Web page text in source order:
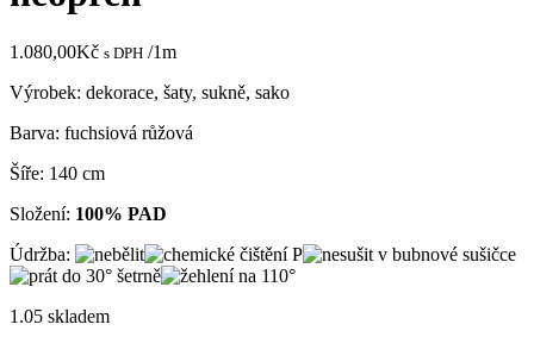
1.080,00Kč s DPH /1m
Výrobek: dekorace, šaty, sukně, sako
Barva: fuchsiová růžová
Šíře: 140 cm
Složení: 100% PAD
Údržba:
1.05 skladem